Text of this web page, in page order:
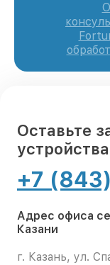
Оставьте
+7
Адрес офиса
Казани
г. Казань, ул.